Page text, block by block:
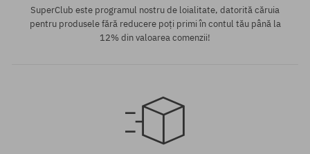
SuperClub este programul nostru de loialitate, datorită căruia
pentru produsele fără reducere poți primi în contul tău până la
12% din valoarea comenzii!